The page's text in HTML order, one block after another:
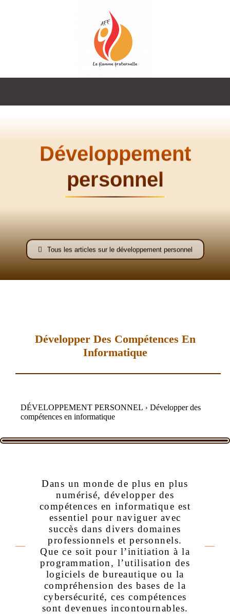
–
Développement
personnel
Tous les articles sur le développement personnel
Développer Des Compétences En
Informatique
DÉVELOPPEMENT PERSONNEL
Développer des
compétences en informatique
Dans un monde de plus en plus
numérisé, développer des
compétences en informatique est
essentiel pour naviguer avec
succès dans divers domaines
professionnels et personnels.
Que ce soit pour l’initiation à la
programmation, l’utilisation des
logiciels de bureautique ou la
compréhension des bases de la
cybersécurité, ces compétences
sont devenues incontournables.